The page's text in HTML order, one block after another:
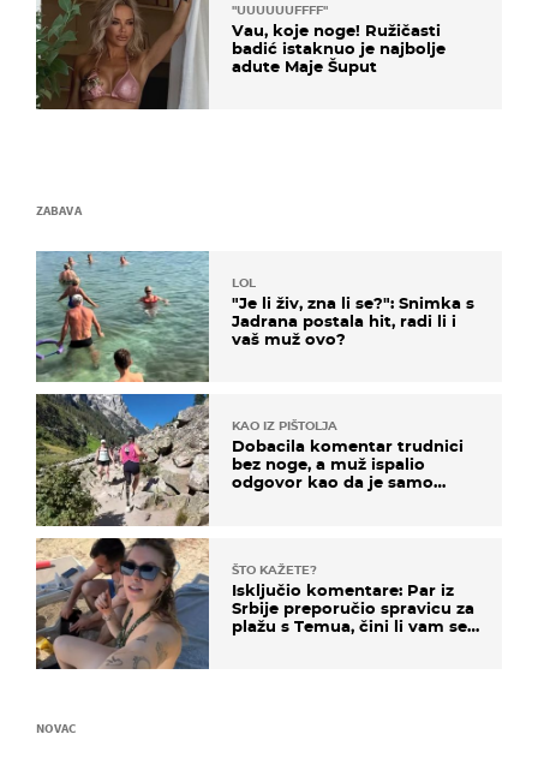
"UUUUUUFFFF"
Vau, koje noge! Ružičasti
badić istaknuo je najbolje
adute Maje Šuput
ZABAVA
LOL
"Je li živ, zna li se?": Snimka s
Jadrana postala hit, radi li i
vaš muž ovo?
KAO IZ PIŠTOLJA
Dobacila komentar trudnici
bez noge, a muž ispalio
odgovor kao da je samo
ŠTO KAŽETE?
Isključio komentare: Par iz
Srbije preporučio spravicu za
plažu s Temua, čini li vam se
NOVAC